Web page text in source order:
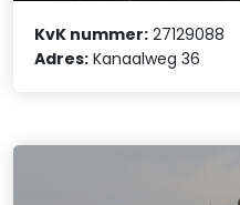
KvK nummer: 27129088
Adres: Kanaalweg 36